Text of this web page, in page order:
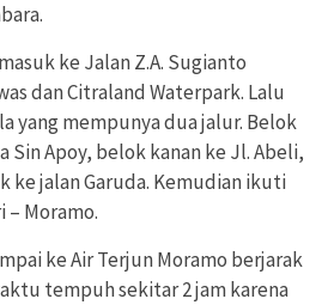
ke Jalan Z.A. Sugianto
dan Citraland Waterpark. Lalu
yang mempunya dua jalur. Belok
Sin Apoy, belok kanan ke Jl. Abeli,
ke jalan Garuda. Kemudian ikuti
– Moramo.
ke Air Terjun Moramo berjarak
tempuh sekitar 2 jam karena